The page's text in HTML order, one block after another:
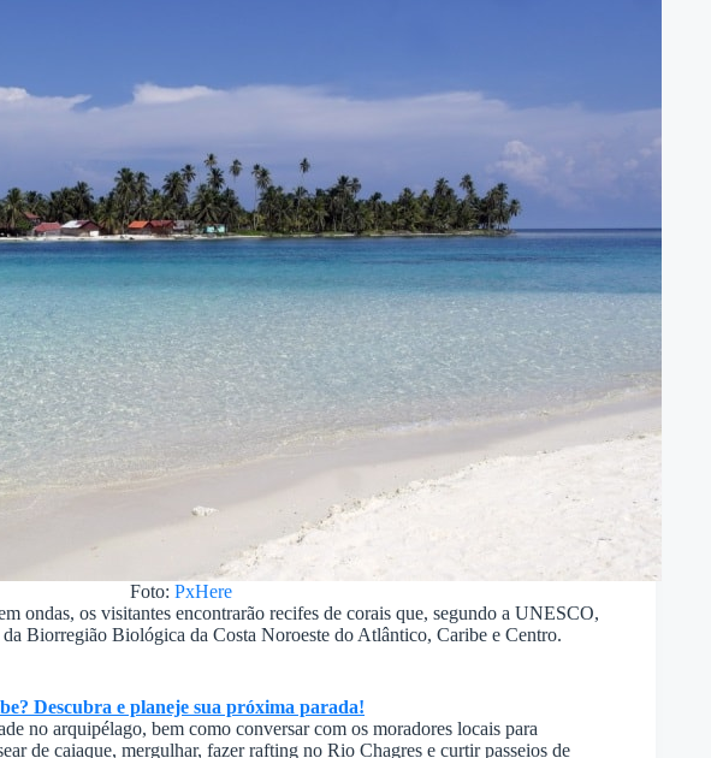
Foto: PxHere
ondas, os visitantes encontrarão recifes de corais que, segundo a UNESCO,
da Biorregião Biológica da Costa Noroeste do Atlântico, Caribe e Centro.
Descubra e planeje sua próxima parada!
no arquipélago, bem como conversar com os moradores locais para
de caiaque, mergulhar, fazer rafting no Rio Chagres e curtir passeios de